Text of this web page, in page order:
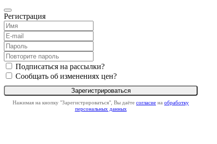
Регистрация
Подписаться на рассылки?
Сообщать об изменениях цен?
Нажимая на кнопку "Зарегистрироваться", Вы даёте согласие на обработку
персональных данных